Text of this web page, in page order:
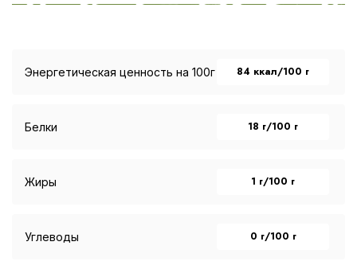
Энергетическая ценность на 100г 84 ккал/100 г
Белки 18 г/100 г
Жиры 1 г/100 г
Углеводы 0 г/100 г